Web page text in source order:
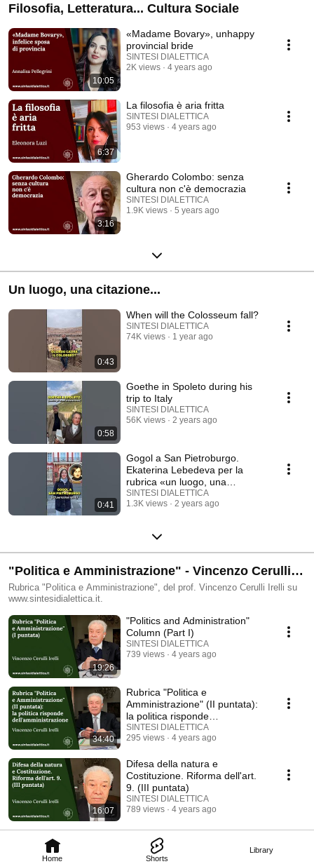
Home Shorts
Library
Filosofia, Letteratura... Cultura Sociale
10:05
«Madame Bovary», unhappy
provincial bride
SINTESI DIALETTICA
2K views
4 years ago
6:37
La filosofia è aria fritta
SINTESI DIALETTICA
953 views
4 years ago
3:16
Gherardo Colombo: senza
cultura non c'è democrazia
SINTESI DIALETTICA
1.9K views
5 years ago
Un luogo, una citazione...
0:43
When will the Colosseum fall?
SINTESI DIALETTICA
74K views
1 year ago
0:58
Goethe in Spoleto during his
trip to Italy
SINTESI DIALETTICA
56K views
2 years ago
0:41
Gogol a San Pietroburgo.
Ekaterina Lebedeva per la
rubrica «un luogo, una
citazione»
SINTESI DIALETTICA
1.3K views
2 years ago
"Politica e Amministrazione" - Vincenzo Cerulli
Irelli
Rubrica "Politica e Amministrazione", del prof. Vincenzo Cerulli Irelli su
www.sintesidialettica.it.
19:26
"Politics and Administration"
Column (Part I)
SINTESI DIALETTICA
739 views
4 years ago
34:40
Rubrica "Politica e
Amministrazione" (II puntata):
la politica risponde
dell'amministrazione
SINTESI DIALETTICA
295 views
4 years ago
16:07
Difesa della natura e
Costituzione. Riforma dell'art.
9. (III puntata)
SINTESI DIALETTICA
789 views
4 years ago